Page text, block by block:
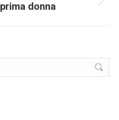
Next donna